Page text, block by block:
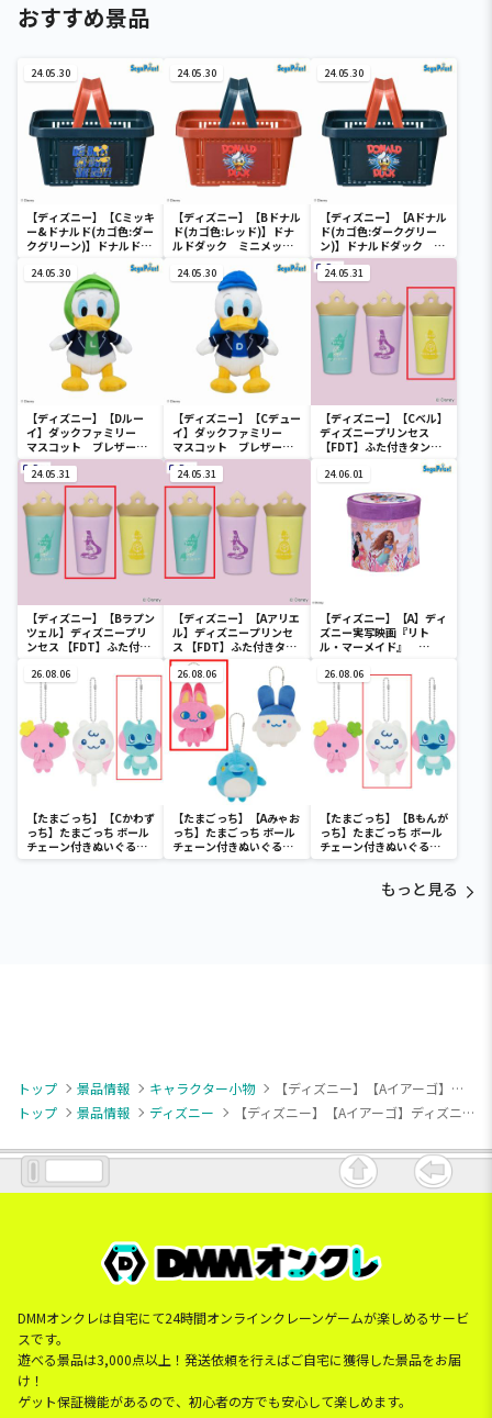
おすすめ景品
24.05.30
【ディズニー】【Cミッキ
ー&ドナルド(カゴ色:ダー
クグリーン)】ドナルドダ
ック ミニメッシュカゴ
24.05.30
【ディズニー】【Bドナル
ド(カゴ色:レッド)】ドナ
ルドダック ミニメッシ
24.05.30
【ディズニー】【Aドナル
ド(カゴ色:ダークグリー
ン)】ドナルドダック ミ
ニメッシュカゴ
24.05.30
【ディズニー】【Dルー
イ】ダックファミリー
マスコット ブレザーコ
スチューム
24.05.30
【ディズニー】【Cデュー
イ】ダックファミリー
マスコット ブレザーコ
スチューム
24.05.31
【ディズニー】【Cベル】
ディズニープリンセス
【FDT】ふた付きタンブ
24.05.31
【ディズニー】【Bラプン
ツェル】ディズニープリ
ンセス 【FDT】ふた付き
24.05.31
【ディズニー】【Aアリエ
ル】ディズニープリンセ
ス 【FDT】ふた付きタン
ブラー
24.06.01
【ディズニー】【A】ディ
ズニー実写映画『リト
ル・マーメイド』
チェアー
26.08.06
【たまごっち】【Cかわず
っち】たまごっち ボール
チェーン付きぬいぐるみ
～Tamagotchi
26.08.06
【たまごっち】【Aみゃお
っち】たまごっち ボール
チェーン付きぬいぐるみ
～Tamagotchi
26.08.06
【たまごっち】【Bもんが
っち】たまごっち ボール
チェーン付きぬいぐるみ
～Tamagotchi
もっと見る
トップ 景品情報 キャラクター小物
【ディズニー】【Aイアーゴ】ディズニーヴィランズ みにわるズ マスコットVol.2
トップ
景品情報 ディズニー 【ディズニー】【Aイアーゴ】ディズニーヴィランズ みにわるズ マスコットVol.2
DMMオンクレは自宅にて24時間オンラインクレーンゲームが楽しめるサービ
スです。
遊べる景品は3,000点以上！発送依頼を行えばご自宅に獲得した景品をお届
け！
ゲット保証機能があるので、初心者の方でも安心して楽しめます。